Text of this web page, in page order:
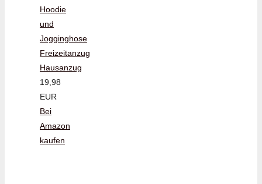
Hoodie
und
Jogginghose
Freizeitanzug
Hausanzug
19,98
EUR
Bei
Amazon
kaufen